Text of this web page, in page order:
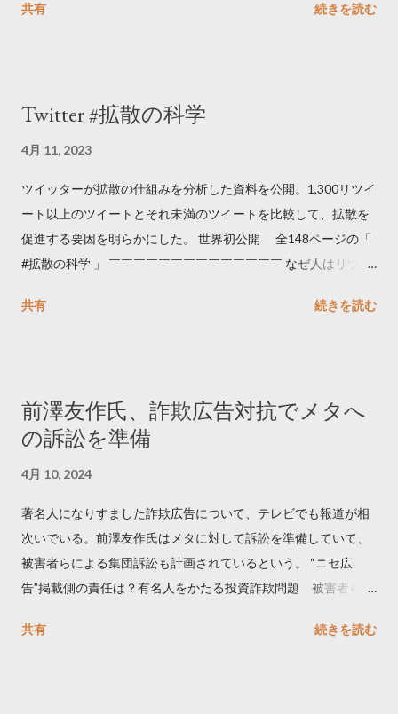
共有
続きを読む
Twitter #拡散の科学
4月 11, 2023
ツイッターが拡散の仕組みを分析した資料を公開。1,300リツイ
ート以上のツイートとそれ未満のツイートを比較して、拡散を
促進する要因を明らかにした。 世界初公開 全148ページの「
#拡散の科学 」 ￣￣￣￣￣￣￣￣￣￣￣￣￣￣ なぜ人はリツイ
学しました。 ー バズの目安は1300リツイート ー 人は16の熱量
トするのか？ https://marketing.twitter.com/ja/insights/kakusan
共有 続きを読む
前澤友作氏、詐欺広告対抗でメタへ
の訴訟を準備
4月 10, 2024
著名人になりすました詐欺広告について、テレビでも報道が相
次いでいる。前澤友作氏はメタに対して訴訟を準備していて、
被害者らによる集団訴訟も計画されているという。 “ニセ広
告”掲載側の責任は？有名人をかたる投資詐欺問題 被害者らが
https://newsdig.tbs.co.jp/articles/-/1091835 なぜなくならな
共有 続きを読む